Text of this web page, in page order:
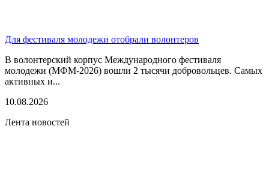
Для фестиваля молодежи отобрали волонтеров
В волонтерский корпус Международного фестиваля
молодежи (МФМ-2026) вошли 2 тысячи добровольцев. Самых
активных и...
10.08.2026
Лента новостей